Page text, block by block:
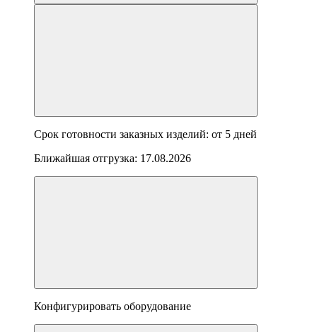
Срок готовности заказных изделий: от 5 дней
Ближайшая отгрузка: 17.08.2026
Конфигурировать оборудование